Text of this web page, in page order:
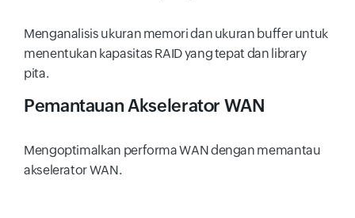
Menganalisis ukuran memori dan ukuran buffer untuk
menentukan kapasitas RAID yang tepat dan library
pita.
Pemantauan Akselerator WAN
Mengoptimalkan performa WAN dengan memantau
akselerator WAN.